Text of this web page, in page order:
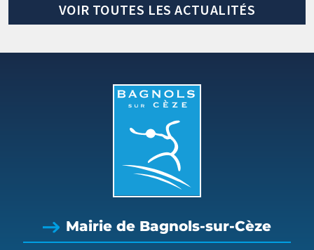
VOIR TOUTES LES ACTUALITÉS
Mairie de Bagnols-sur-Cèze